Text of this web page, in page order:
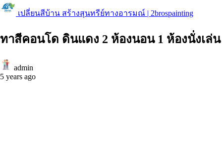
เปลี่ยนสีบ้าน สร้างสุนทรีย์ทางอารมณ์ | 2brospainting
ทาสีคอนโด ดินแดง 2 ห้องนอน 1 ห้องนั่งเล่น
admin
5 years ago